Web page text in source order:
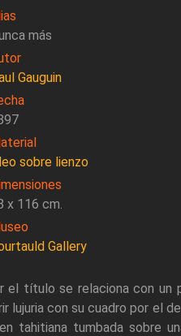
más
Gauguin
sobre lienzo
x 116 cm.
Gallery
el título se relaciona con un
con su cuadro por el
tahitiana tumbada sobre